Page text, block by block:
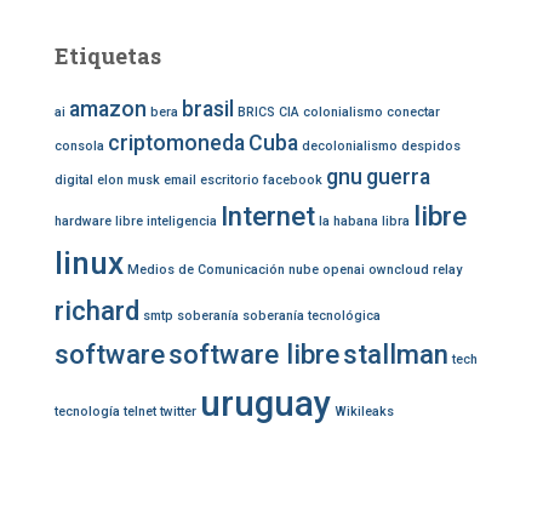
Etiquetas
ai amazon bera brasil BRICS CIA colonialismo conectar
consola criptomoneda Cuba decolonialismo despidos
digital elon musk email escritorio facebook gnu guerra
hardware libre inteligencia Internet la habana libra libre
linux Medios de Comunicación nube openai owncloud relay
richard smtp soberanía soberanía tecnológica
softwaresoftware librestallman tech
tecnología telnet twitter uruguay Wikileaks